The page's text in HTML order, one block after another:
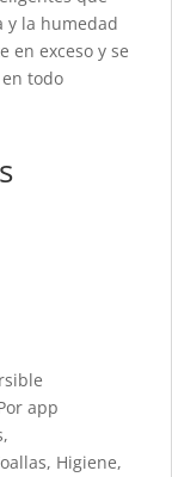
y la humedad
en exceso y se
todo
app
Higiene,